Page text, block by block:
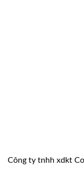
Công ty tnhh xdkt